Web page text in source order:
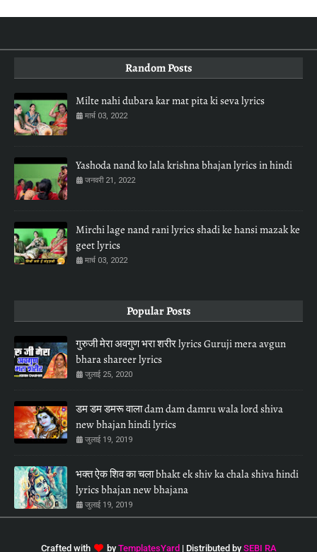
Random Posts
Milte nahi dubara kar mat pita ki seva lyrics
मार्च 03, 2022
Yashoda nand ko lala krishna bhajan lyrics in hindi
जनवरी 21, 2022
Mirchi lage nand rani lyrics shadi ke hansi mazak ke
geet lyrics
मार्च 03, 2022
Popular Posts
गुरुजी मेरा अवगुण भरा शरीर lyrics Guruji mera avgun
bhara shareer lyrics
जुलाई 25, 2020
डम डम डमरू वाला dam dam damru wala lord shiva
new bhajan hindi lyrics
जुलाई 19, 2019
भक्त ऐक शिव का चला bhakt ek shiv ka chala shiva hindi
lyrics bhajan new bhajana
जुलाई 19, 2019
Crafted with byTemplatesYard | Distributed bySEBI RA